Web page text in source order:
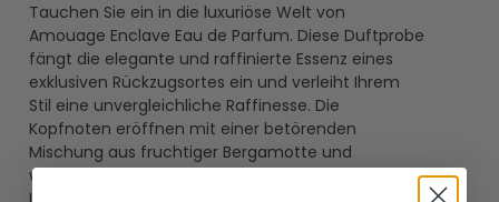
Tauchen Sie ein in die luxuriöse Welt von
Amouage Enclave Eau de Parfum. Diese Duftprobe
fängt die elegante und raffinierte Essenz eines
exklusiven Rückzugsortes ein und verleiht Ihrem
Stil eine unvergleichliche Raffinesse. Die
Kopfnoten eröffnen mit einer betörenden
Mischung aus fruchtiger Bergamotte und
würzigem Safran, die sofort die Sinne verzaubert.